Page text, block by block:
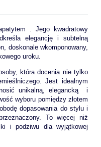
. Jego kwadratowy
elegancję i subtelną
doskonale wkomponowany,
uroku.
która docenia nie tylko
Jest idealnym
unikalną, elegancką i
wyboru pomiędzy złotem
dopasowania do stylu i
To więcej niż
i podziwu dla wyjątkowej